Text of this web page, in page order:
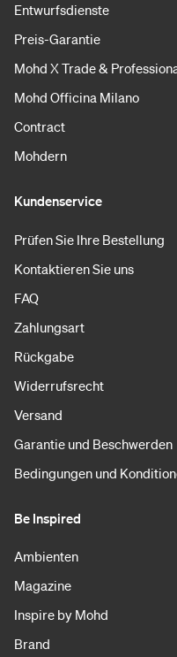
Entwurfsdienste
Preis-Garantie
Mohd X Trade &
Mohd Officina Milano
Contract
Mohdern
Kundenservice
Prüfen Sie Ihre Bestellung
Kontaktieren Sie uns
FAQ
Zahlungsart
Rückgabe
Widerrufsrecht
Versand
Garantie und Beschwerden
Bedingungen und
Be Inspired
Ambienten
Magazine
Inspire by Mohd
Brand